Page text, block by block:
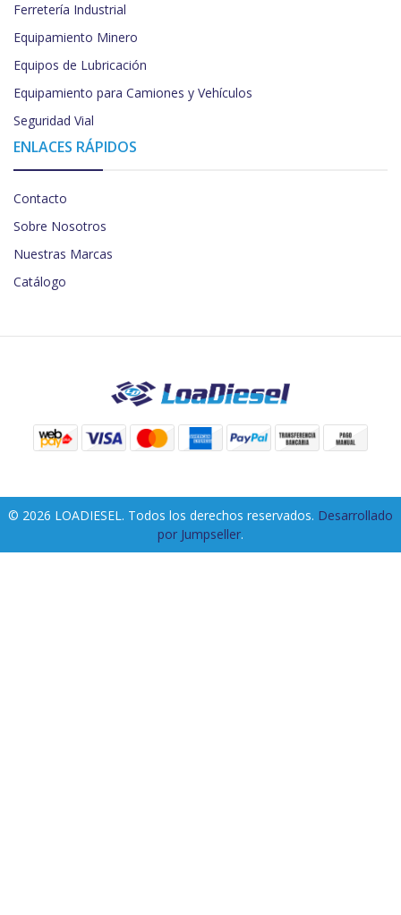
Ferretería Industrial
Equipamiento Minero
Equipos de Lubricación
Equipamiento para Camiones y Vehículos
Seguridad Vial
ENLACES RÁPIDOS
Contacto
Sobre Nosotros
Nuestras Marcas
Catálogo
© 2026 LOADIESEL. Todos los derechos reservados. Desarrollado
por Jumpseller.